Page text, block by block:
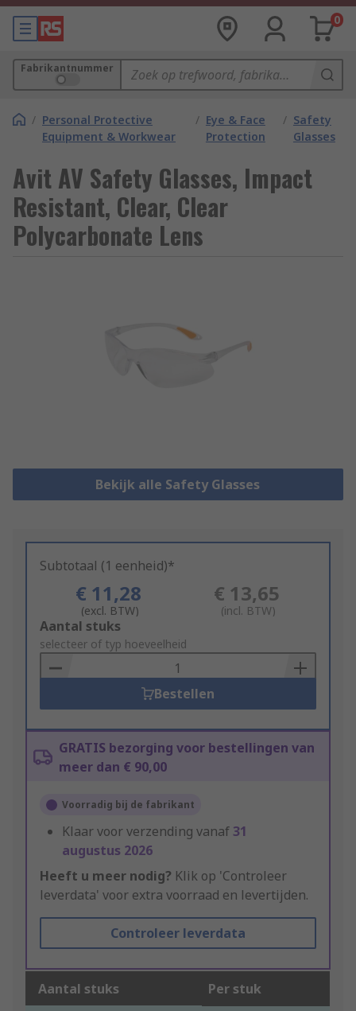
0
Fabrikantnummer
/ Personal Protective
Equipment & Workwear
/ Eye & Face
Protection
/ Safety
Glasses
Avit AV Safety Glasses, Impact
Resistant, Clear, Clear
Polycarbonate Lens
Bekijk alle Safety Glasses
Subtotaal (1 eenheid)*
€ 11,28
(excl. BTW)
€ 13,65
(incl. BTW)
Add
to
Basket
Aantal stuks
selecteer of typ hoeveelheid
Bestellen
GRATIS bezorging voor bestellingen van
meer dan € 90,00
Voorradig bij de fabrikant
Klaar voor verzending vanaf31
augustus 2026
Heeft u meer nodig? Klik op 'Controleer
leverdata' voor extra voorraad en levertijden.
Controleer leverdata
Aantal stuks Per stuk